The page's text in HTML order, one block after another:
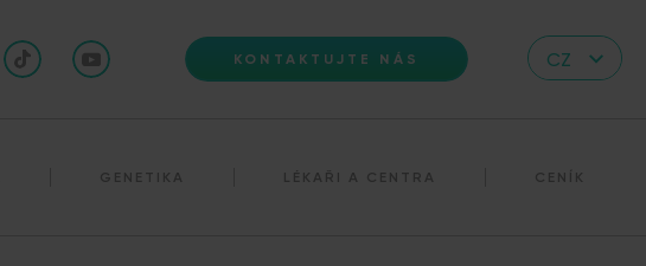
KONTAKTUJTE NÁS
CZ
IT
GENETIKA LÉKAŘI A CENTRA CENÍK